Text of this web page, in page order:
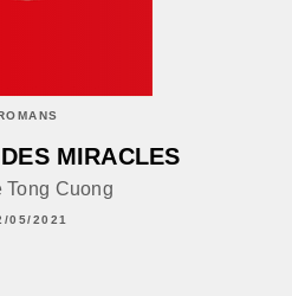
MIRACLES
Tong Cuong
05/2021